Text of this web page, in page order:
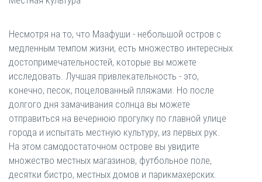
Несмотря на то, что Маафуши - небольшой остров с
медленным темпом жизни, есть множество интересных
достопримечательностей, которые вы можете
исследовать. Лучшая привлекательность - это,
конечно, песок, поцелованный пляжами. Но после
долгого дня замачивания солнца вы можете
отправиться на вечернюю прогулку по главной улице
города и испытать местную культуру, из первых рук.
На этом самодостаточном острове вы увидите
множество местных магазинов, футбольное поле,
десятки бистро, местных домов и парикмахерских.